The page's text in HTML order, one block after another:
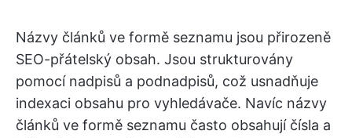
Názvy článků ve formě seznamu jsou přirozeně
SEO-přátelský obsah. Jsou strukturovány
pomocí nadpisů a podnadpisů, což usnadňuje
indexaci obsahu pro vyhledávače. Navíc názvy
článků ve formě seznamu často obsahují čísla a